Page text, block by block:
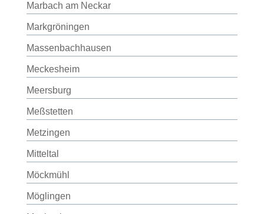
Marbach am Neckar
Markgröningen
Massenbachhausen
Meckesheim
Meersburg
Meßstetten
Metzingen
Mitteltal
Möckmühl
Möglingen